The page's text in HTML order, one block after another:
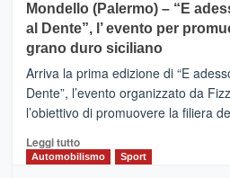
e
messaggi
di
CASTIGLIONE
DI
SICILIA
(Ct)
–
Il
Borgo
Gusto,
il
Mondello (Palermo) – “E
al Dente”, l’ evento per
grano duro siciliano
Arriva la prima edizione di “E
Dente”, l’evento organizzato da
l’obiettivo di promuovere la filiera
Leggi tuttoLeggi
di
Automobilismo Sport